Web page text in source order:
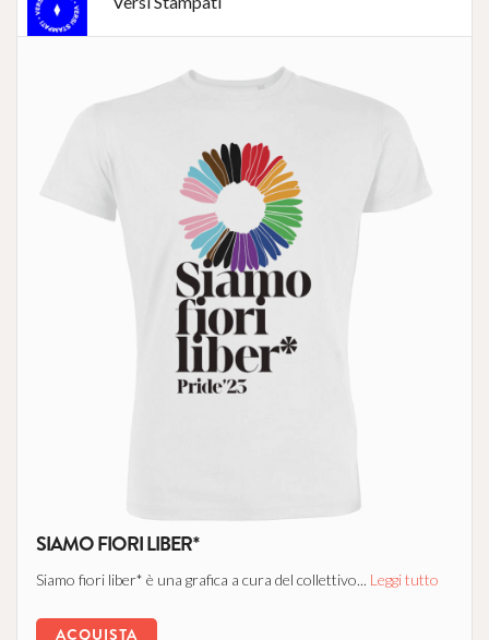
SIAMO FIORI LIBER*
Siamo fiori liber* è una grafica a cura del collettivo... Leggi tutto
ACQUISTA